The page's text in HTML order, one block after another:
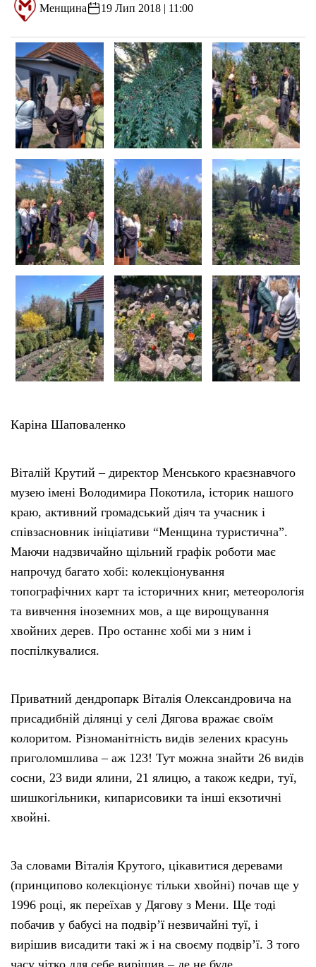
Менщина 19 Лип 2018 | 11:00
Каріна Шаповаленко
Віталій Крутий – директор Менського краєзнавчого
музею імені Володимира Покотила, історик нашого
краю, активний громадський діяч та учасник і
співзасновник ініціативи “Менщина туристична”.
Маючи надзвичайно щільний графік роботи має
напрочуд багато хобі: колекціонування
топографічних карт та історичних книг, метеорологія
та вивчення іноземних мов, а ще вирощування
хвойних дерев. Про останнє хобі ми з ним і
поспілкувалися.
Приватний дендропарк Віталія Олександровича на
присадибній ділянці у селі Дягова вражає своїм
колоритом. Різноманітність видів зелених красунь
приголомшлива – аж 123! Тут можна знайти 26 видів
сосни, 23 види ялини, 21 ялицю, а також кедри, туї,
шишкогільники, кипарисовики та інші екзотичні
хвойні.
За словами Віталія Крутого, цікавитися деревами
(принципово колекціонує тільки хвойні) почав ще у
1996 році, як переїхав у Дягову з Мени. Ще тоді
побачив у бабусі на подвір’ї незвичайні туї, і
вирішив висадити такі ж і на своєму подвір’ї. З того